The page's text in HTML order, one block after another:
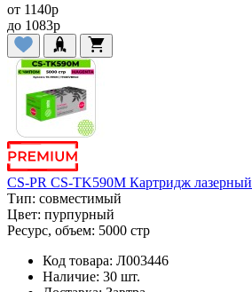
от 1140p
до 1083p
CS-PR CS-TK590M Картридж лазерный
Тип: совместимый
Цвет: пурпурный
Ресурс, объем: 5000 стр
Код товара: Л003446
Наличие: 30 шт.